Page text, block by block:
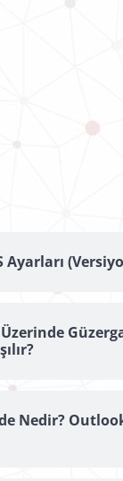
Nedir?